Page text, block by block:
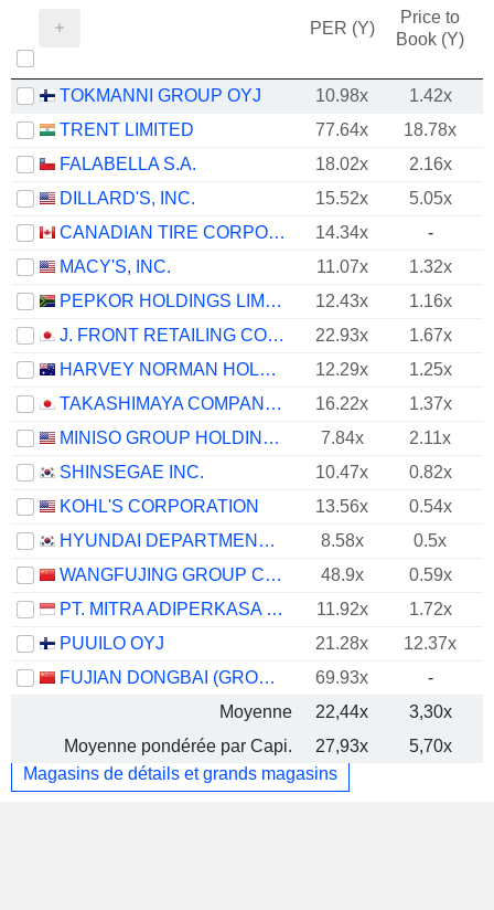
PER (Y)
Price to
Book (Y)
TOKMANNI GROUP OYJ 10.98x
1.42x
TRENT LIMITED
77.64x
18.78x
FALABELLA S.A.
18.02x
2.16x
DILLARD'S, INC.
15.52x
5.05x
CANADIAN TIRE CORPORATION, LIMITED
14.34x
-
MACY'S, INC.
11.07x 1.32x
PEPKOR HOLDINGS LIMITED
12.43x
1.16x
J. FRONT RETAILING CO., LTD.
22.93x
1.67x
HARVEY NORMAN HOLDINGS LIMITED
12.29x
1.25x
TAKASHIMAYA COMPANY, LIMITED
16.22x
1.37x
MINISO GROUP HOLDING LIMITED
7.84x
2.11x
SHINSEGAE INC.
10.47x
0.82x
KOHL'S CORPORATION
13.56x
0.54x
HYUNDAI DEPARTMENT STORE CO. LTD.
8.58x
0.5x
WANGFUJING GROUP CO., LTD.
48.9x
0.59x
PT. MITRA ADIPERKASA TBK
11.92x
1.72x
PUUILO OYJ
21.28x
12.37x
FUJIAN DONGBAI (GROUP) CO.,LTD.
69.93x
-
Moyenne
22,44x
3,30x
Moyenne pondérée par Capi.
27,93x
5,70x
Magasins de détails et grands magasins